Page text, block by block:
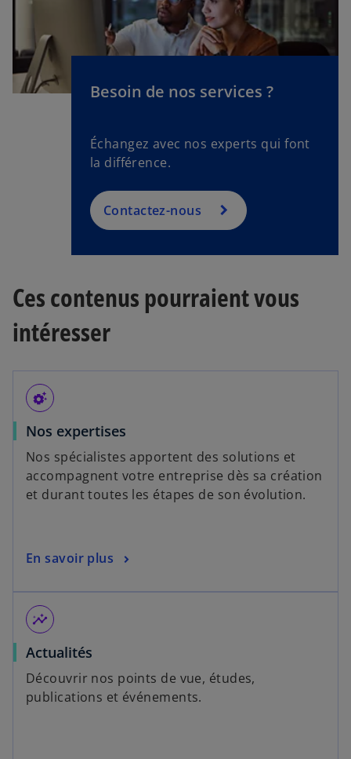
Besoin de nos services ?
Échangez avec nos experts qui font
la différence.
Contactez-nous
Ces contenus pourraient vous
intéresser
settings_suggest
Nos expertises
Nos spécialistes apportent des solutions et
accompagnent votre entreprise dès sa création
et durant toutes les étapes de son évolution.
En savoir plus
insights
Actualités
Découvrir nos points de vue, études,
publications et événements.